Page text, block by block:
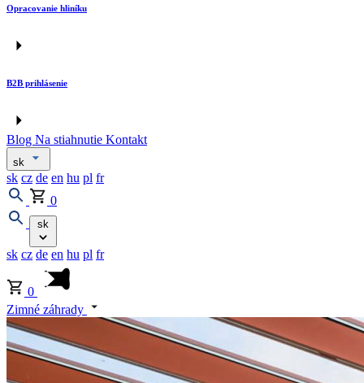
Opracovanie hliníku
B2B prihlásenie
Blog Na stiahnutie Kontakt
sk
sk cz de en hu pl fr
0
sk
sk cz de en hu pl fr
0
Zimné záhrady